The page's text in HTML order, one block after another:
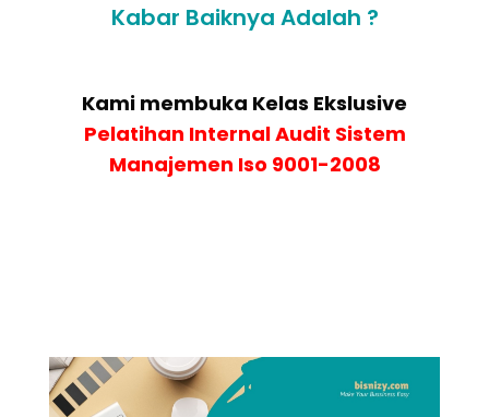
Kabar Baiknya Adalah ?
Kami membuka Kelas Ekslusive
Pelatihan Internal Audit Sistem
Manajemen Iso 9001-2008